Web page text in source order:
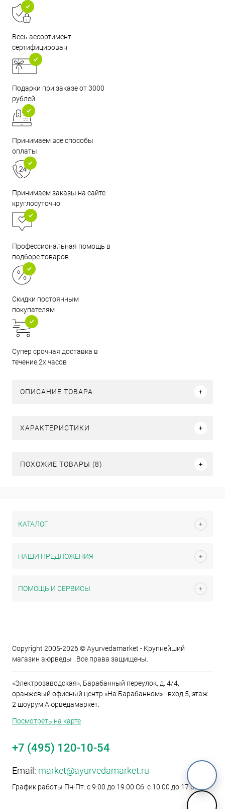
M
Весь ассортимент
сертифицирован
Подарки при заказе от 3000
рублей
Принимаем все способы
оплаты
Принимаем заказы на сайте
круглосуточно
Профессиональная помощь в
подборе товаров
Скидки постоянным
покупателям
Супер срочная доставка в
течение 2х часов
ОПИСАНИЕ ТОВАРА
ХАРАКТЕРИСТИКИ
ПОХОЖИЕ ТОВАРЫ (8)
КАТАЛОГ
НАШИ ПРЕДЛОЖЕНИЯ
ПОМОЩЬ И СЕРВИСЫ
Copyright 2005-2026 © Ayurvedamarket - Крупнейший
магазин аюрведы . Все права защищены.
«Электрозаводская», Барабанный переулок, д. 4/4,
оранжевый офисный центр «На Барабанном» - вход 5, этаж
2 шоурум Аюрведамаркет.
Посмотреть на карте
+7 (495) 120-10-54
Email: market@ayurvedamarket.ru
График работы Пн-Пт: с 9:00 до 19:00 Сб: с 10:00 до 17:00